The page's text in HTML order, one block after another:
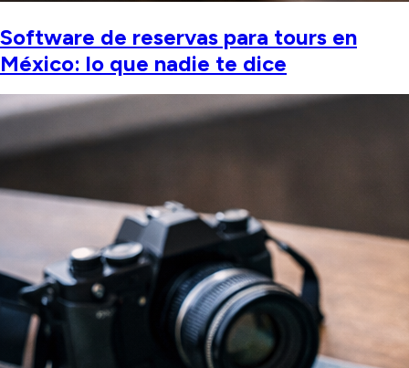
Software de reservas para tours en
México: lo que nadie te dice